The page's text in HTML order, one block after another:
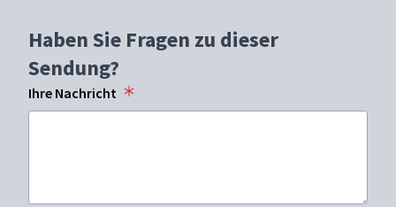
Haben Sie Fragen zu dieser
Sendung?
Ihre Nachricht